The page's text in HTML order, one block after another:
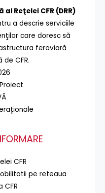
Reţelei CFR (DRR)
a descrie serviciile
care doresc să
feroviară
CFR.
CFR
pe reteaua
CFR